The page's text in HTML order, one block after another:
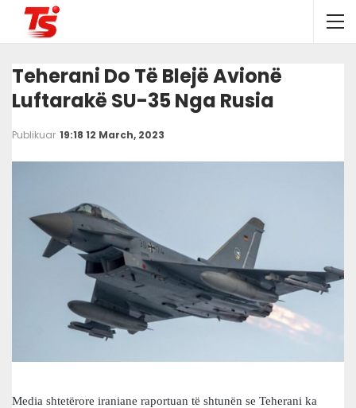
Teherani Do Të Blejë Avionë
Luftarakë SU-35 Nga Rusia
Publikuar 19:18 12 March, 2023
Media shtetërore iraniane raportuan të shtunën se Teherani ka